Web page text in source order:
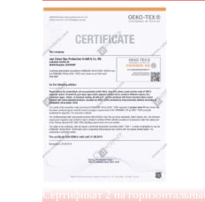
Сертификат 2 на